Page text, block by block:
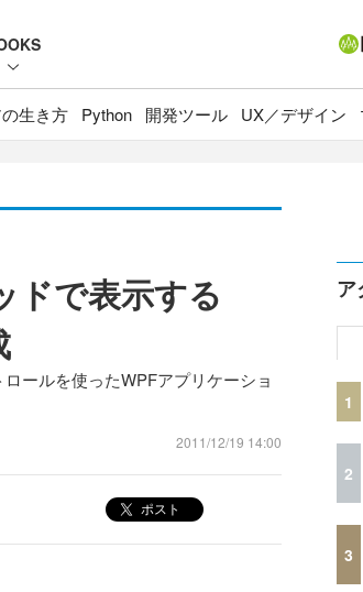
生き方 Python 開発ツール UX／デザイン
ドで表示する
ールを使ったWPFアプリケーショ
2011/12/19 14:00
ポスト
ア
1
2
3